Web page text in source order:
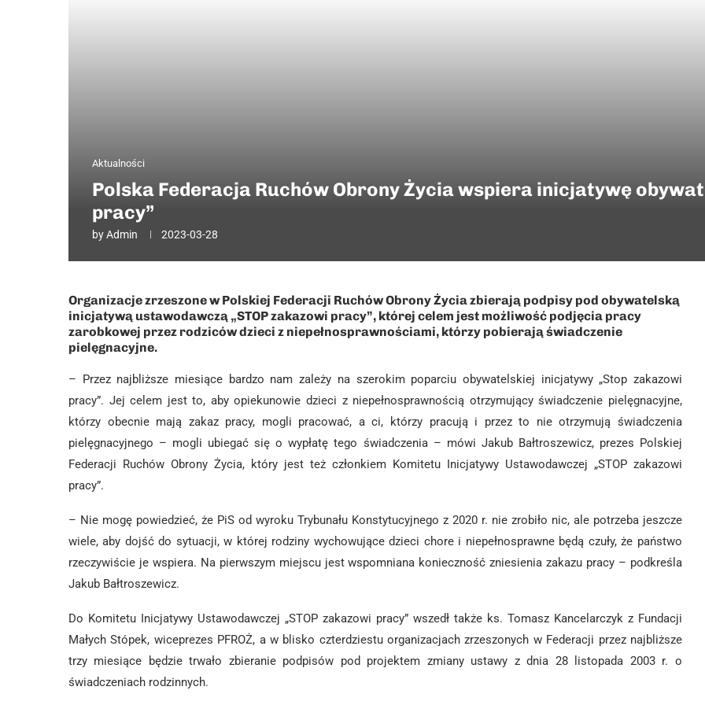
Aktualności
Polska Federacja Ruchów Obrony Życia wspiera inicjatywę
pracy”
byAdmin 2023-03-28
Organizacje zrzeszone w Polskiej Federacji Ruchów Obrony Życia zbierają podpisy pod obywatelską
inicjatywą ustawodawczą „STOP zakazowi pracy”, której celem jest możliwość podjęcia pracy
zarobkowej przez rodziców dzieci z niepełnosprawnościami, którzy pobierają świadczenie
pielęgnacyjne.
– Przez najbliższe miesiące bardzo nam zależy na szerokim poparciu obywatelskiej inicjatywy „Stop zakazowi
pracy”. Jej celem jest to, aby opiekunowie dzieci z niepełnosprawnością otrzymujący świadczenie pielęgnacyjne,
którzy obecnie mają zakaz pracy, mogli pracować, a ci, którzy pracują i przez to nie otrzymują świadczenia
pielęgnacyjnego – mogli ubiegać się o wypłatę tego świadczenia – mówi Jakub Bałtroszewicz, prezes Polskiej
Federacji Ruchów Obrony Życia, który jest też członkiem Komitetu Inicjatywy Ustawodawczej „STOP zakazowi
pracy”.
– Nie mogę powiedzieć, że PiS od wyroku Trybunału Konstytucyjnego z 2020 r. nie zrobiło nic, ale potrzeba jeszcze
wiele, aby dojść do sytuacji, w której rodziny wychowujące dzieci chore i niepełnosprawne będą czuły, że państwo
rzeczywiście je wspiera. Na pierwszym miejscu jest wspomniana konieczność zniesienia zakazu pracy – podkreśla
Jakub Bałtroszewicz.
Do Komitetu Inicjatywy Ustawodawczej „STOP zakazowi pracy” wszedł także ks. Tomasz Kancelarczyk z Fundacji
Małych Stópek, wiceprezes PFROŻ, a w blisko czterdziestu organizacjach zrzeszonych w Federacji przez najbliższe
trzy miesiące będzie trwało zbieranie podpisów pod projektem zmiany ustawy z dnia 28 listopada 2003 r. o
świadczeniach rodzinnych.